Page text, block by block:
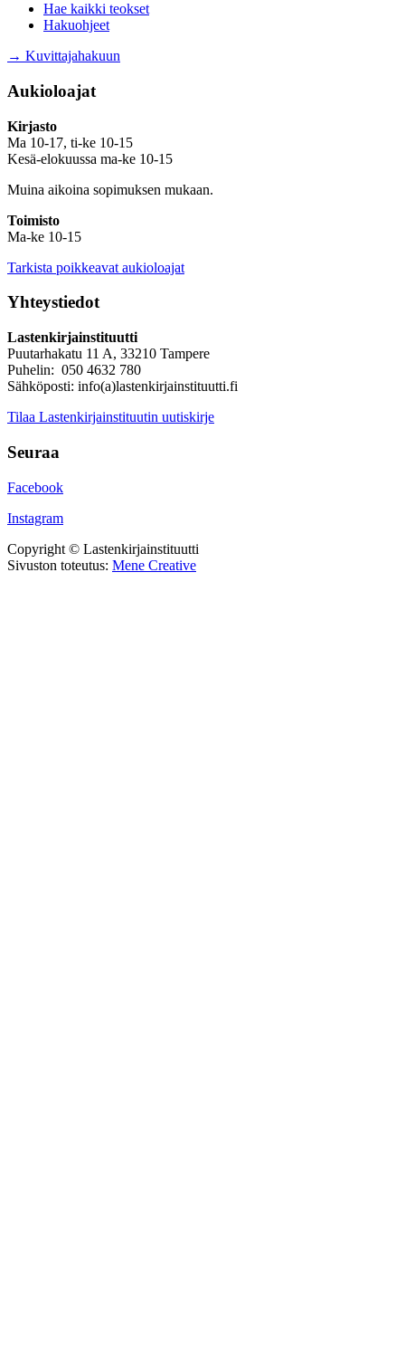
Hae kaikki teokset
Hakuohjeet
→ Kuvittajahakuun
Aukioloajat
Kirjasto
Ma 10-17, ti-ke 10-15
Kesä-elokuussa ma-ke 10-15
Muina aikoina sopimuksen mukaan.
Toimisto
Ma-ke 10-15
Tarkista poikkeavat aukioloajat
Yhteystiedot
Lastenkirjainstituutti
Puutarhakatu 11 A, 33210 Tampere
Puhelin: 050 4632 780
Sähköposti: info(a)lastenkirjainstituutti.fi
Tilaa Lastenkirjainstituutin uutiskirje
Seuraa
Facebook
Instagram
Copyright © Lastenkirjainstituutti
Sivuston toteutus: Mene Creative